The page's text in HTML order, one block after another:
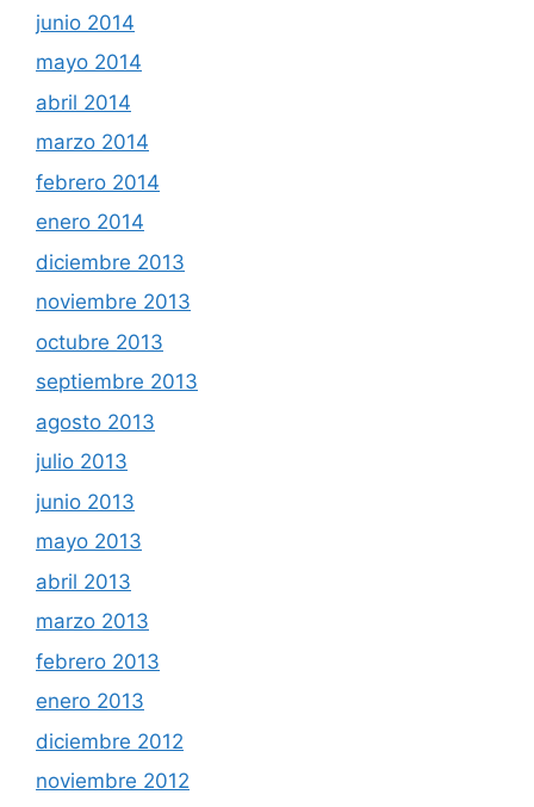
junio 2014
mayo 2014
abril 2014
marzo 2014
febrero 2014
enero 2014
diciembre 2013
noviembre 2013
octubre 2013
septiembre 2013
agosto 2013
julio 2013
junio 2013
mayo 2013
abril 2013
marzo 2013
febrero 2013
enero 2013
diciembre 2012
noviembre 2012